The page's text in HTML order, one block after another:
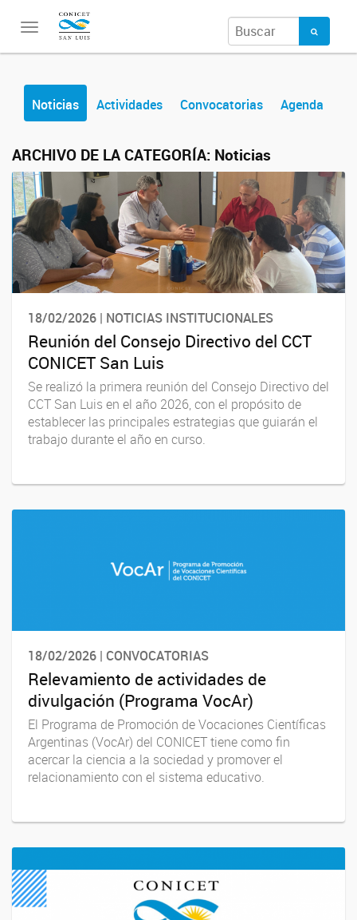
Toggle
Noticias Actividades Convocatorias Agenda
ARCHIVO DE LA CATEGORÍA: Noticias
18/02/2026 | NOTICIAS INSTITUCIONALES
Reunión del Consejo Directivo del CCT
CONICET San Luis
Se realizó la primera reunión del Consejo Directivo del
CCT San Luis en el año 2026, con el propósito de
establecer las principales estrategias que guiarán el
trabajo durante el año en curso.
18/02/2026 | CONVOCATORIAS
Relevamiento de actividades de
divulgación (Programa VocAr)
El Programa de Promoción de Vocaciones Científicas
Argentinas (VocAr) del CONICET tiene como fin
acercar la ciencia a la sociedad y promover el
relacionamiento con el sistema educativo.